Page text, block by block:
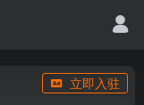
立即入驻